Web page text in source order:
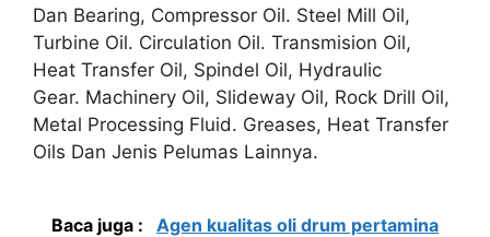
Dan Bearing, Compressor Oil. Steel Mill Oil,
Turbine Oil. Circulation Oil. Transmision Oil,
Heat Transfer Oil, Spindel Oil, Hydraulic
Gear. Machinery Oil, Slideway Oil, Rock Drill Oil,
Metal Processing Fluid. Greases, Heat Transfer
Oils Dan Jenis Pelumas Lainnya.
Baca juga : Agen kualitas oli drum pertamina